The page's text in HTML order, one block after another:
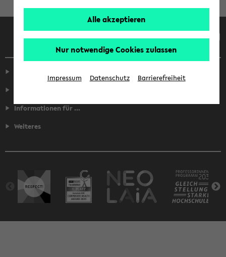
Informationen für ...
Weiteres
Alle akzeptieren
Nur notwendige Cookies zulassen
Impressum Datenschutz Barrierefreiheit